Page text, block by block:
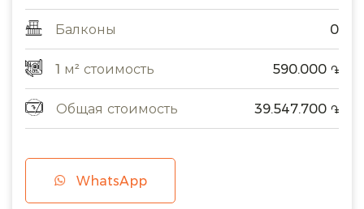
Балконы 0
1 м² стоимость 590.000 ֏
Общая стоимость 39.547.700 ֏
WhatsApp